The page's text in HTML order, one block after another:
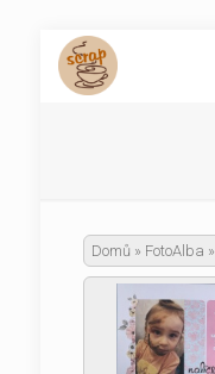
Domů » FotoAlba »